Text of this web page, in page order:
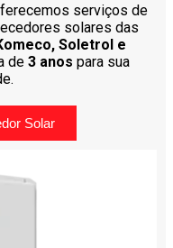
serviços de
solares das
Soletrol e
de 3 anos para sua
Solar